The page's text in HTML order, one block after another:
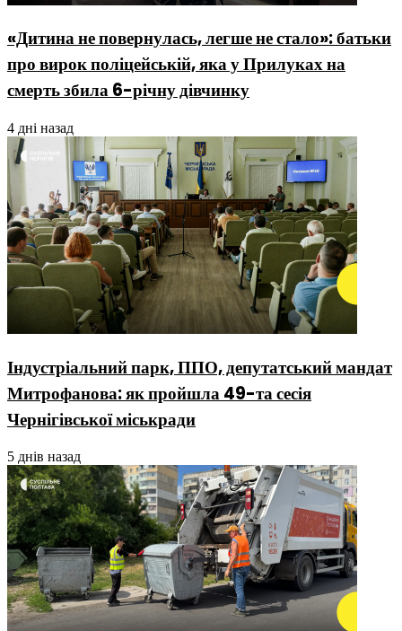
«Дитина не повернулась, легше не стало»: батьки
про вирок поліцейській, яка у Прилуках на
смерть збила 6-річну дівчинку
4 дні назад
Індустріальний парк, ППО, депутатський мандат
Митрофанова: як пройшла 49-та сесія
Чернігівської міськради
5 днів назад